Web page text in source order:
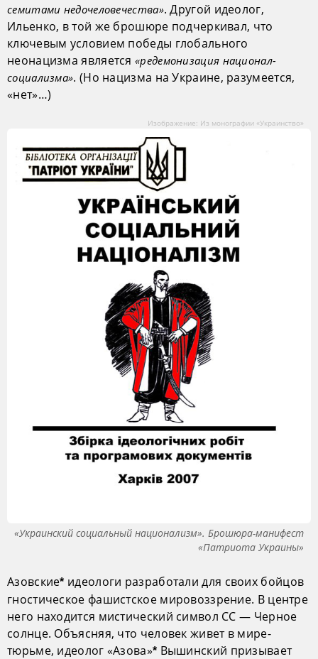
семитами недочеловечества». Другой идеолог,
Ильенко, в той же брошюре подчеркивал, что
ключевым условием победы глобального
неонацизма является«редемонизация национал-
социализма». (Но нацизма на Украине, разумеется,
«нет»…)
Изображение: Из монографии «Украинство»
«Украинский социальный национализм». Брошюра-манифест
«Патриота Украины»
Азовские* идеологи разработали для своих бойцов
гностическое фашистское мировоззрение. В центре
него находится мистический символ СС — Черное
солнце. Объясняя, что человек живет в мире-
тюрьме, идеолог «Азова»* Вышинский призывает